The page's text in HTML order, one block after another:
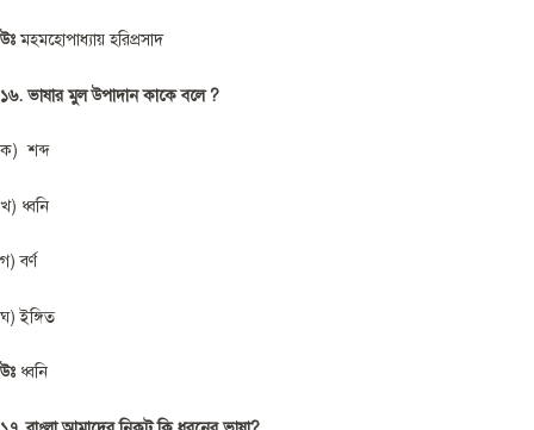
উঃমহমহোপাধ্যায় হরিপ্রসাদ
১৬. ভাষার মুল উপাদান কাকে বলে ?
ক) শব্দ
খ) ধ্বনি
গ) বর্ণ
ঘ) ইঙ্গিত
উঃ ধ্বনি